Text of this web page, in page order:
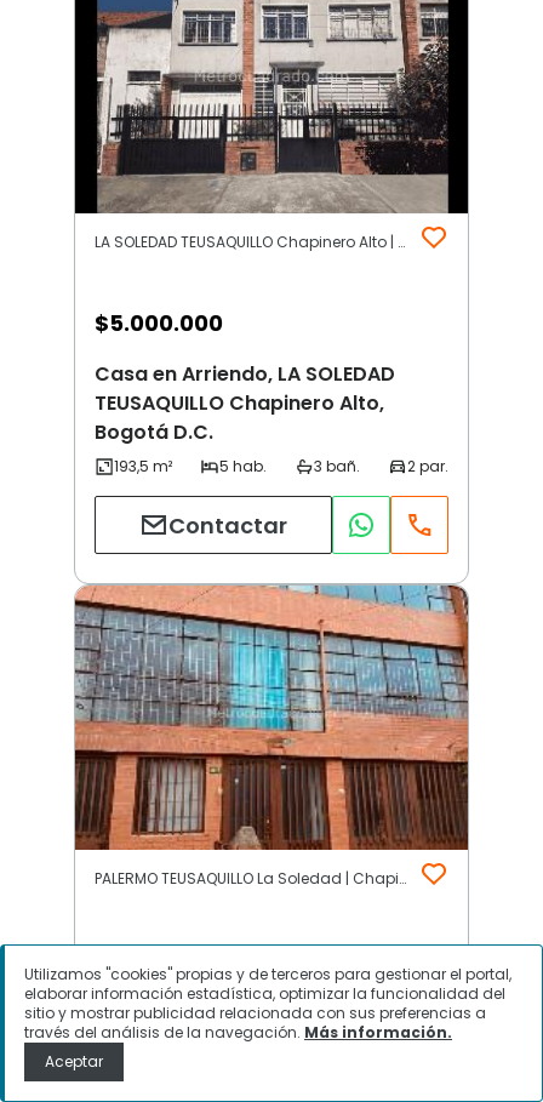
LA SOLEDAD TEUSAQUILLO Chapinero Alto | Chapinero | Bogotá D.C.
$5.000.000
Casa en Arriendo, LA SOLEDAD
TEUSAQUILLO Chapinero Alto,
Bogotá D.C.
Contactar
PALERMO TEUSAQUILLO La Soledad | Chapinero | Bogotá D.C.
$3.100.000
Casa en Arriendo, PALERMO
TEUSAQUILLO La Soledad, Bogotá
D.C.
Utilizamos "cookies" propias y de terceros para gestionar el portal,
elaborar información estadística, optimizar la funcionalidad del
sitio y mostrar publicidad relacionada con sus preferencias a
través del análisis de la navegación. Más información.
Aceptar